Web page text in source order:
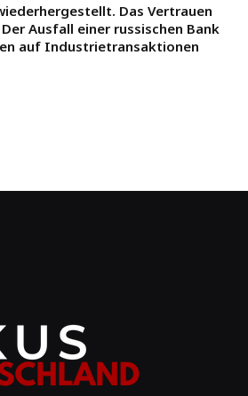
Das Vertrauen
Ausfall einer russischen Bank
auf Industrietransaktionen